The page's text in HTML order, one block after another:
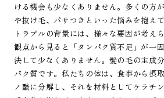
ける機会も少なくありません。多くの方
や抜け毛、パサつきといった悩みを抱え
トラブルの背景には、様々な要因が考え
観点から見ると「タンパク質不足」が一
決して少なくありません。髪の毛の主成
パク質です。私たちの体は、食事から摂
ノ酸に分解し、それを材料としてケラチ